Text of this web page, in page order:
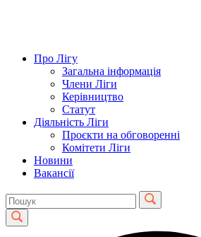
Про Лігу
Загальна інформація
Члени Ліги
Керівництво
Статут
Діяльність Ліги
Проєкти на обговоренні
Комітети Ліги
Новини
Вакансії